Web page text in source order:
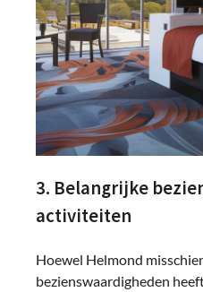
3. Belangrijke
activiteiten
Hoewel Helmond
bezienswaardigheden